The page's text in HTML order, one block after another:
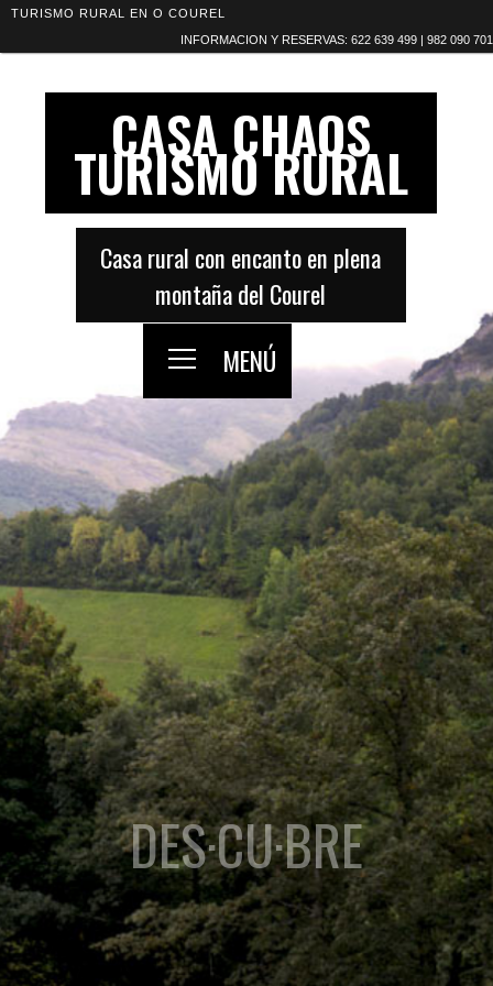
DES·CU·BRE
TURISMO RURAL EN O COUREL
INFORMACION Y RESERVAS: 622 639 499 | 982 090 701
CASA CHAOS
TURISMO RURAL
Casa rural con encanto en plena
montaña del Courel
MENÚ